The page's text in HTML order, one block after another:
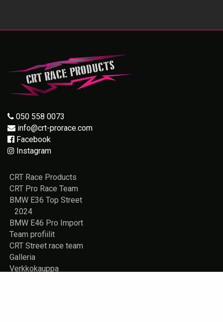
050 558 0073
info@crt-prorace.com
Facebook
Instagram
CRT Race Products
CRT Pro Race Team
BMW E36 Top Street
2024
BMW E46 Pro Import
Team profiilit
CRT Street race team
Galleria
Verkkokauppa